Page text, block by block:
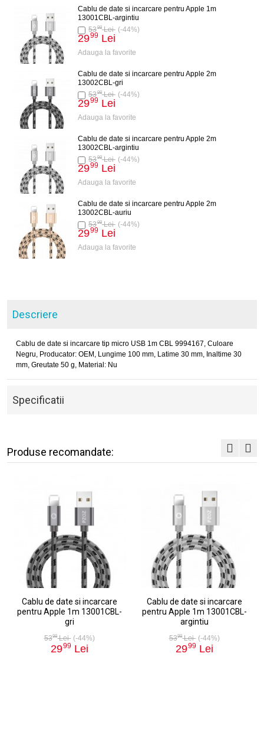
Cablu de date si incarcare pentru Apple 1m
13001CBL-argintiu
5398Lei (-44%)
2999 Lei
Adauga la favorite
Cablu de date si incarcare pentru Apple 2m
13002CBL-gri
5398Lei (-44%)
2999 Lei
Adauga la favorite
Cablu de date si incarcare pentru Apple 2m
13002CBL-argintiu
5398Lei (-44%)
2999 Lei
Adauga la favorite
Cablu de date si incarcare pentru Apple 2m
13002CBL-auriu
5398Lei (-44%)
2999 Lei
Adauga la favorite
Descriere
Cablu de date si incarcare tip micro USB 1m CBL 9994167, Culoare
Negru, Producator: OEM, Lungime 100 mm, Latime 30 mm, Inaltime 30
mm, Greutate 50 g, Material: Nu
Specificatii
Produse recomandate:
Cablu de date si incarcare
pentru Apple 1m 13001CBL-
gri
5398Lei (-44%)
2999 Lei
Cablu de date si incarcare
pentru Apple 1m 13001CBL-
argintiu
5398Lei (-44%)
2999 Lei